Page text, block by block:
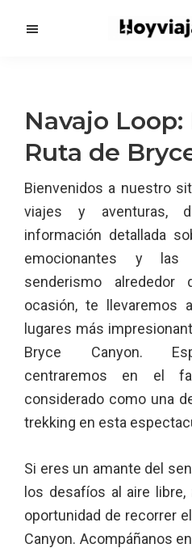
principal
Navajo
Ruta de
Bienvenidos a nuestro
viajes y aventuras,
información detallada
emocionantes y
senderismo
ocasión, te llevaremos
lugares más
Bryce Canyon.
centraremos en el
considerado como una
trekking en esta
Si eres un amante del
los desafíos al aire
oportunidad de recorrer
Canyon. Acompáñanos